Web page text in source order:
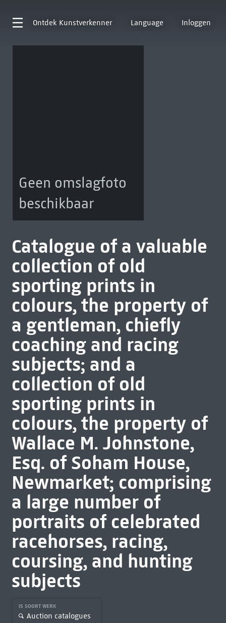
Ontdek Kunstverkenner Language Inloggen
Geen omslagfoto
beschikbaar
Catalogue of a valuable
collection of old
sporting prints in
colours, the property of
a gentleman, chiefly
coaching and racing
subjects; and a
collection of old
sporting prints in
colours, the property of
Wallace M. Johnstone,
Esq. of Soham House,
Newmarket; comprising
a large number of
portraits of celebrated
racehorses, racing,
coursing, and hunting
subjects
IS SOORT WERK
Auction catalogues